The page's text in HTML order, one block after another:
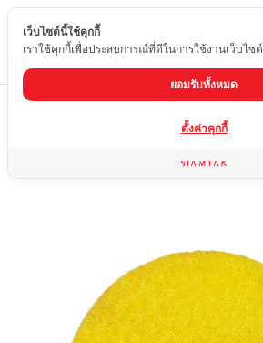
TH
ใบขัดหินอ่อน หินแกรนิต
เว็บไซต์นี้ใช้คุกกี้
เราใช้คุกกี้เพื่อประสบการณ์ที่ดีในการใช้งานเว็บไซต์
ยอมรับทั้งหมด
ตั้งค่าคุกกี้